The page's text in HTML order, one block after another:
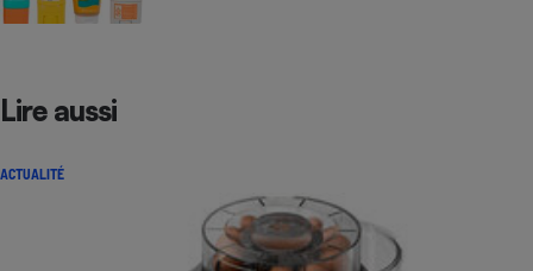
Lire aussi
ACTUALITÉ